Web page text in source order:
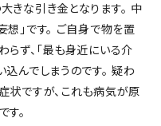
きな引き金となります。 中
」です。 ご自身で物を置
ず、「最も身近にいる介
んでしまうのです。 疑わ
状ですが、これも病気が原
。